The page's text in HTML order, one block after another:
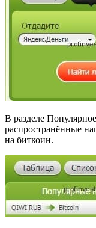
В разделе
распространённые
на биткоин.